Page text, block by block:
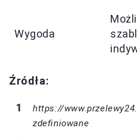
Wygoda
Źródła:
https://
zdefiniowane